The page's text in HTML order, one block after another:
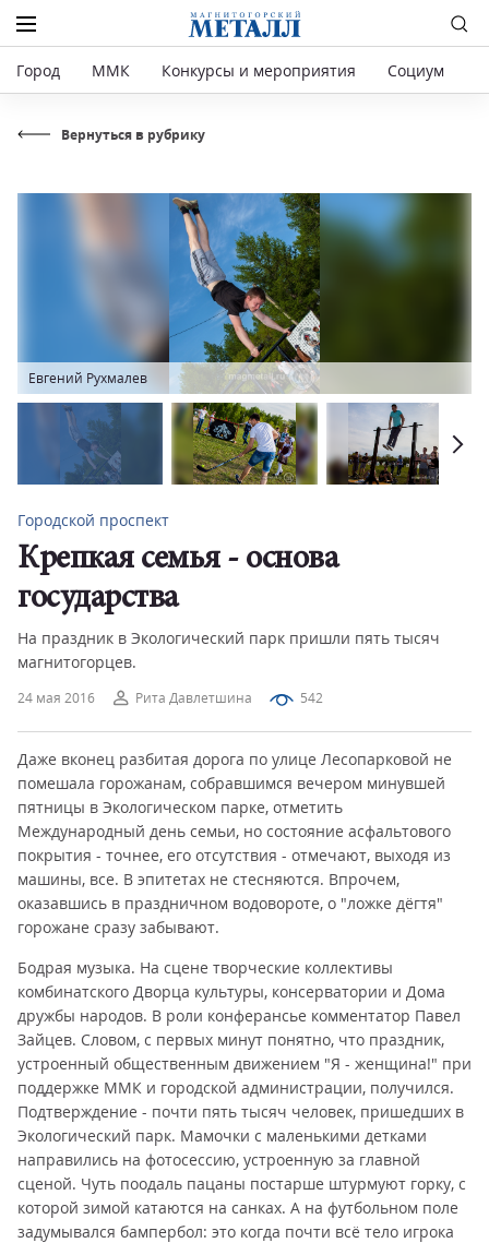
Город ММК Конкурсы и мероприятия Социум
Вернуться в рубрику
24 мая 2016 Рита Давлетшина 542
Городской проспект
Крепкая семья - основа
государства
На праздник в Экологический парк пришли пять тысяч
магнитогорцев.
Евгений Рухмалев
Даже вконец разбитая дорога по улице Лесопарковой не
помешала горожанам, собравшимся вечером минувшей
пятницы в Экологическом парке, отметить
Международный день семьи, но состояние асфальтового
покрытия - точнее, его отсутствия - отмечают, выходя из
машины, все. В эпитетах не стесняются. Впрочем,
оказавшись в праздничном водовороте, о "ложке дёгтя"
горожане сразу забывают.
Бодрая музыка. На сцене творческие коллективы
комбинатского Дворца культуры, консерватории и Дома
дружбы народов. В роли конферансье комментатор Павел
Зайцев. Словом, с первых минут понятно, что праздник,
устроенный общественным движением "Я - женщина!" при
поддержке ММК и городской администрации, получился.
Подтверждение - почти пять тысяч человек, пришедших в
Экологический парк. Мамочки с маленькими детками
направились на фотосессию, устроенную за главной
сценой. Чуть поодаль пацаны постарше штурмуют горку, с
которой зимой катаются на санках. А на футбольном поле
задумывался бампербол: это когда почти всё тело игрока